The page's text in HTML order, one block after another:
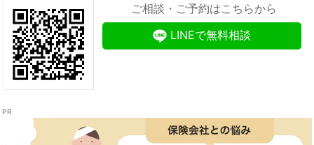
ご相談・ご予約はこちらから
LINEで無料相談